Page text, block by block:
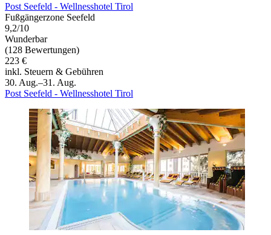
Post Seefeld - Wellnesshotel Tirol
Fußgängerzone Seefeld
9,2/10
Wunderbar
(128 Bewertungen)
223 €
inkl. Steuern & Gebühren
30. Aug.–31. Aug.
Post Seefeld - Wellnesshotel Tirol